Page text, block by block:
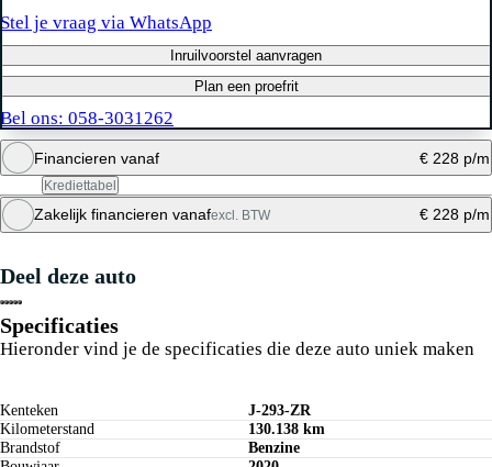
Stel je vraag via WhatsApp
Inruilvoorstel aanvragen
Plan een proefrit
Bel ons: 058-3031262
Financieren vanaf € 228 p/m
Krediettabel
Maandbedrag berekenen
Zakelijk financieren vanafexcl. BTW € 228 p/m
Deel deze auto
Specificaties
Hieronder vind je de specificaties die deze auto uniek maken
Kenteken
J-293-ZR
Kilometerstand
130.138 km
Brandstof
Benzine